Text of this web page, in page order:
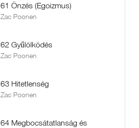
61 Önzés (Egoizmus)
Zac Poonen
62 Gyűlölködés
Zac Poonen
63 Hitetlenség
Zac Poonen
64 Megbocsátatlanság és